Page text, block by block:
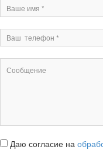
Даю согласие на